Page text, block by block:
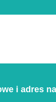
i adres